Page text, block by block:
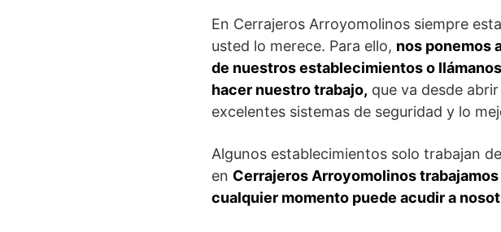
En Cerrajeros Arroyomolinos siempre
usted lo merece. Para ello, nos ponemos
de nuestros establecimientos o
hacer nuestro trabajo, que va desde
excelentes sistemas de seguridad y lo
Algunos establecimientos solo trabajan
en Cerrajeros Arroyomolinos trabajamos
cualquier momento puede acudir a